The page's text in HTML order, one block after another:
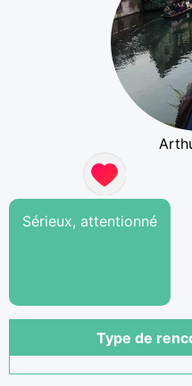
Sérieux, attentionné
Type de